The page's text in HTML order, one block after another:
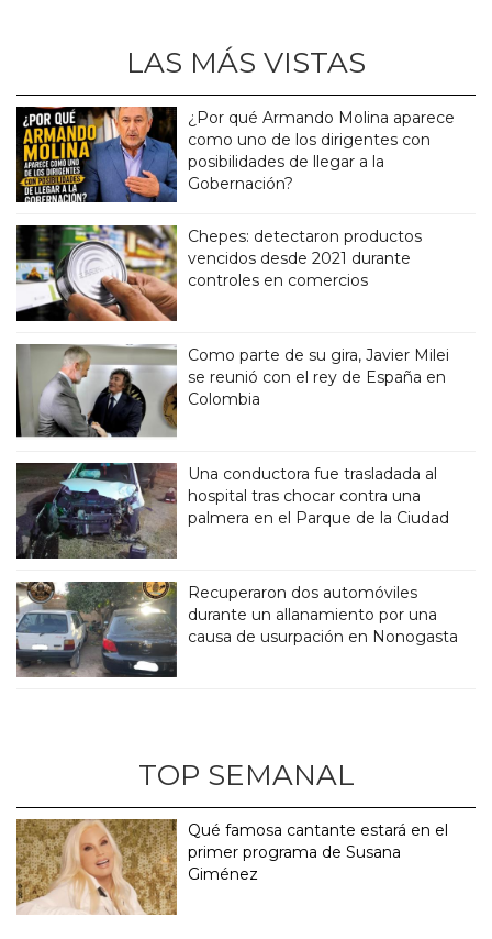
LAS MÁS VISTAS
¿Por qué Armando Molina aparece
como uno de los dirigentes con
posibilidades de llegar a la
Gobernación?
Chepes: detectaron productos
vencidos desde 2021 durante
controles en comercios
Como parte de su gira, Javier Milei
se reunió con el rey de España en
Colombia
Una conductora fue trasladada al
hospital tras chocar contra una
palmera en el Parque de la Ciudad
Recuperaron dos automóviles
durante un allanamiento por una
causa de usurpación en Nonogasta
TOP SEMANAL
Qué famosa cantante estará en el
primer programa de Susana
Giménez